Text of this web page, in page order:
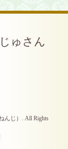
ゅさん
じ） . All Rights